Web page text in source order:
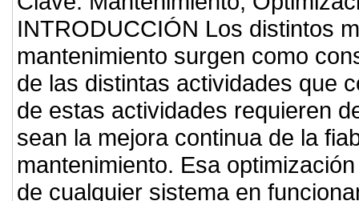
INTRODUCCIÓN Los distintos
mantenimiento surgen como
de las distintas actividades que
de estas actividades requieren
sean la mejora continua de la
mantenimiento. Esa
de cualquier sistema en